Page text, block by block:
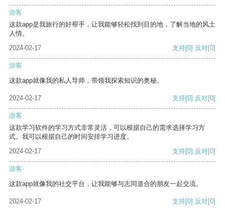
游客
这款app是我旅行的好帮手，让我能够轻松找到目的地，了解当地的风土
人情。
2024-02-17
支持[0] 反对[0]
游客
这款app就像我的私人导师，带领我探索知识的奥秘。
2024-02-17 支持[0] 反对[0]
游客
这款学习软件的学习方式非常灵活，可以根据自己的需求选择学习方
式。我可以根据自己的时间安排学习进度。
2024-02-17
支持[0] 反对[0]
游客
这款app就像我的社交平台，让我能够与志同道合的朋友一起交流。
2024-02-17 支持[0] 反对[0]